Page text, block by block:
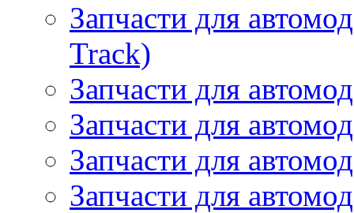
Запчасти для
Track)
Запчасти для
Запчасти для
Запчасти для
Запчасти для